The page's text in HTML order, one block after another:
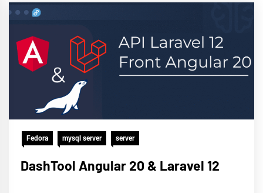
Fedora mysql server server
DashTool Angular 20 & Laravel 12